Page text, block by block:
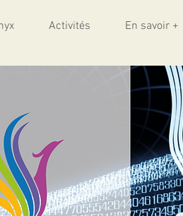
Activités En savoir +